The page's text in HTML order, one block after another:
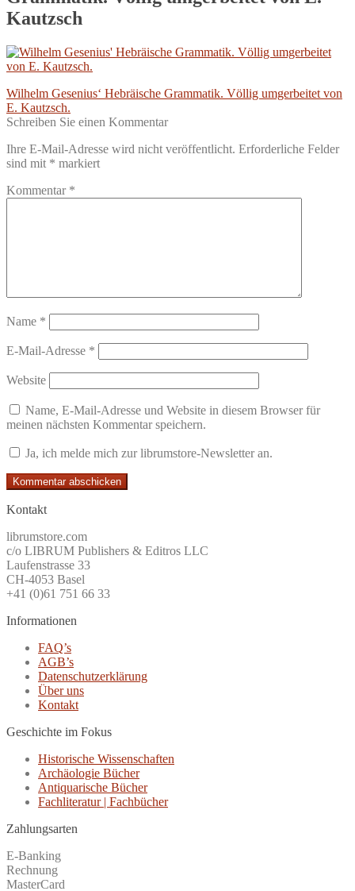
Kautzsch
Beitragsnavigation
Vorheriger
Beitrag:
Wilhelm Gesenius‘ Hebräische Grammatik. Völlig umgerbeitet von
E. Kautzsch.
Schreiben Sie einen Kommentar
Ihre E-Mail-Adresse wird nicht veröffentlicht. Erforderliche Felder
sind mit * markiert
Kommentar *
Name *
E-Mail-Adresse *
Website
Name, E-Mail-Adresse und Website in diesem Browser für
meinen nächsten Kommentar speichern.
Ja, ich melde mich zur librumstore-Newsletter an.
Kontakt
librumstore.com
c/o LIBRUM Publishers & Editros LLC
Laufenstrasse 33
CH-4053 Basel
+41 (0)61 751 66 33
Informationen
FAQ’s
AGB’s
Datenschutzerklärung
Über uns
Kontakt
Geschichte im Fokus
Historische Wissenschaften
Archäologie Bücher
Antiquarische Bücher
Fachliteratur | Fachbücher
Zahlungsarten
E-Banking
Rechnung
MasterCard